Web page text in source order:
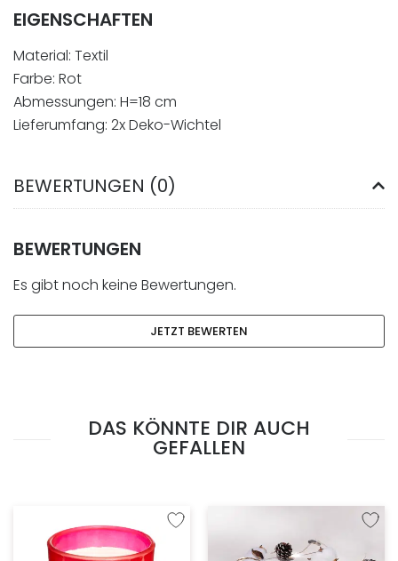
EIGENSCHAFTEN
Material: Textil
Farbe: Rot
Abmessungen: H=18 cm
Lieferumfang: 2x Deko-Wichtel
BEWERTUNGEN (0)
BEWERTUNGEN
Es gibt noch keine Bewertungen.
JETZT BEWERTEN
DAS KÖNNTE DIR AUCH
GEFALLEN
Zur Wunschliste hinzufügen Zur